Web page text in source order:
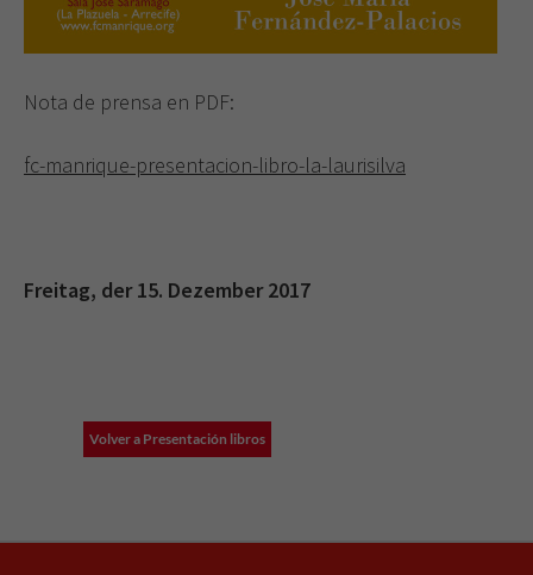
Nota de prensa en PDF:
fc-manrique-presentacion-libro-la-laurisilva
Freitag, der 15. Dezember 2017
Volver a Presentación libros